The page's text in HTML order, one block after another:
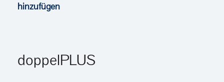
hinzufügen
doppelPLUS